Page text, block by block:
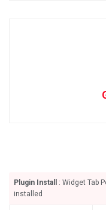
Plugin Install
: Widget Tab
installed